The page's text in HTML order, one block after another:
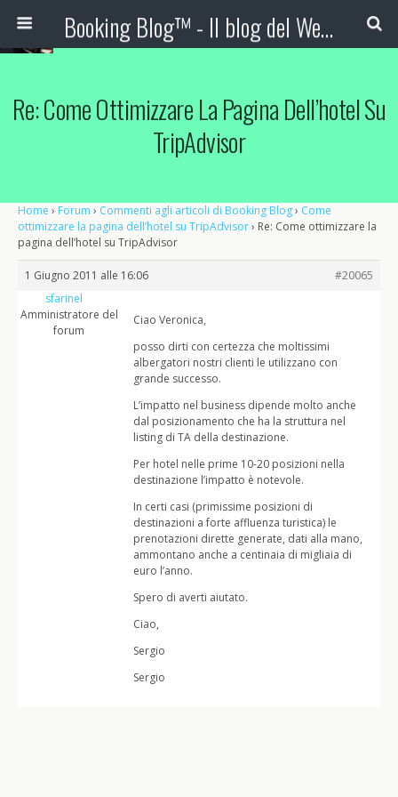
Booking Blog™ - Il blog del Web Marketing Turistico
Re: Come Ottimizzare La Pagina Dell’hotel Su
TripAdvisor
Home › Forum › Commenti agli articoli di Booking Blog› Come
ottimizzare la pagina dell’hotel su TripAdvisor› Re: Come ottimizzare la
pagina dell’hotel su TripAdvisor
1 Giugno 2011 alle 16:06
#20065
sfarinel
Amministratore del
forum
Ciao Veronica,
posso dirti con certezza che moltissimi
albergatori nostri clienti le utilizzano con
grande successo.
L’impatto nel business dipende molto anche
dal posizionamento che ha la struttura nel
listing di TA della destinazione.
Per hotel nelle prime 10-20 posizioni nella
destinazione l’impatto è notevole.
In certi casi (primissime posizioni di
destinazioni a forte affluenza turistica) le
prenotazioni dirette generate, dati alla mano,
ammontano anche a centinaia di migliaia di
euro l’anno.
Spero di averti aiutato.
Ciao,
Sergio
Sergio